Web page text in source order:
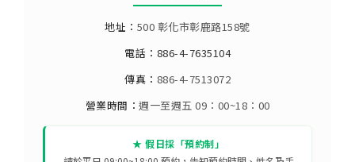
地址： 500 彰化市彰鹿路158號
電話： 886-4-7635104
傳真： 886-4-7513072
營業時間： 週一至週五 09：00~18：00
★ 假日採「預約制」